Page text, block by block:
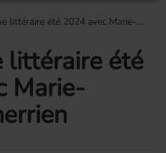
été 2024 avec Marie-Hélène Therrien
littéraire été
Marie-